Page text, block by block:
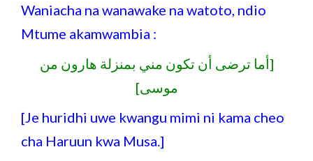
Waniacha na wanawake na watoto, ndio
Mtume akamwambia :
[أما ترضى أن تكون مني بمنزلة هارون من
موسى]
[Je huridhi uwe kwangu mimi ni kama cheo
cha Haruun kwa Musa.]